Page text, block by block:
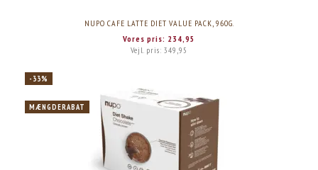
NUPO CAFE LATTE DIET VALUE PACK, 960G.
Vores pris: 234,95
Vejl. pris: 349,95
-33%
MÆNGDERABAT